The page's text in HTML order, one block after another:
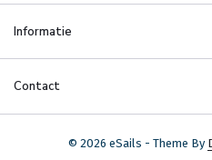
Informatie
Contact
© 2026 eSails - Theme By